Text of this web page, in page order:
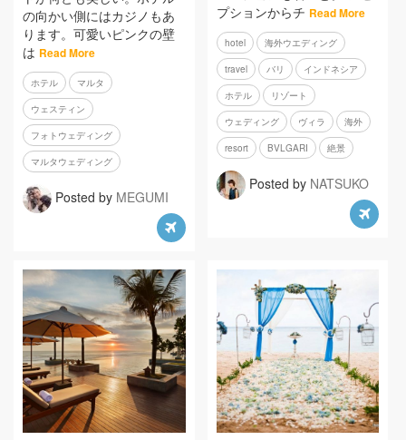
の向かい側にはカジノもあ
ります。可愛いピンクの壁
は Read More
ホテル マルタ
ウェスティン
フォトウェディング
マルタウェディング
Posted by MEGUMI
プションからチ Read More
hotel 海外ウエディング
travel バリ インドネシア
ホテル リゾート
ウェディング ヴィラ 海外
resort BVLGARI 絶景
Posted by NATSUKO